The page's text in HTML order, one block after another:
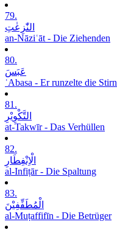
79.
النّٰزِعٰتِ
an-Nāziʿāt - Die Ziehenden
80.
عَبَسَ
ʿAbasa - Er runzelte die Stirn
81.
التَّکْوِیْرِ
at-Takwīr - Das Verhüllen
82.
الْاِنْفِطَارِ
al-Infiṭār - Die Spaltung
83.
الْمُطَفِّفِیْنَ
al-Muṭaffifīn - Die Betrüger